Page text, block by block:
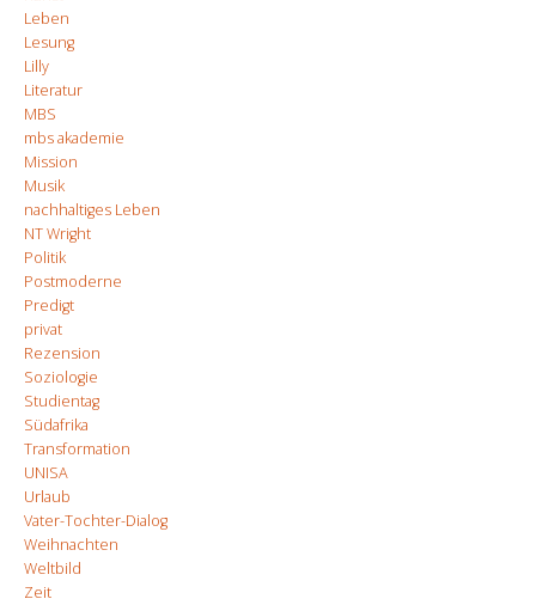
Leben
Lesung
Lilly
Literatur
MBS
mbs akademie
Mission
Musik
nachhaltiges Leben
NT Wright
Politik
Postmoderne
Predigt
privat
Rezension
Soziologie
Studientag
Südafrika
Transformation
UNISA
Urlaub
Vater-Tochter-Dialog
Weihnachten
Weltbild
Zeit